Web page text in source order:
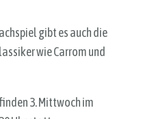
gibt es auch die
wie Carrom und
3. Mittwoch im